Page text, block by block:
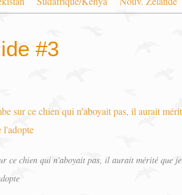
#3
ce chien qui n'aboyait pas, il aurait mérité que je